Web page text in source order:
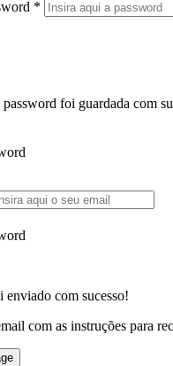
*
password foi guardada com
enviado com sucesso!
com as instruções para